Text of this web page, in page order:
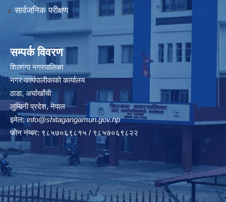
सार्वजनिक परीक्षण
सम्पर्क विवरण
शितगंगा नगरपालिका
नगर कार्यपालीकाकाे कार्यालय
ठाडा, अर्घाखाँची
लुम्बिनी प्रदेश, नेपाल
इमेल: info@shitagangamun.gov.np
फोन नंम्बर: ९८५७०६९८१५ / ९८५७०६९८२२